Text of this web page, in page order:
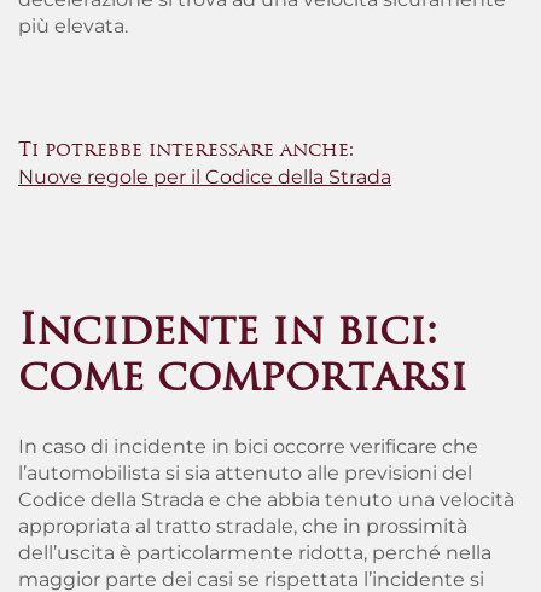
più elevata.
Ti potrebbe interessare anche:
Nuove regole per il Codice della Strada
Incidente in bici:
come comportarsi
In caso di incidente in bici occorre verificare che
l’automobilista si sia attenuto alle previsioni del
Codice della Strada e che abbia tenuto una velocità
appropriata al tratto stradale, che in prossimità
dell’uscita è particolarmente ridotta, perché nella
maggior parte dei casi se rispettata l’incidente si